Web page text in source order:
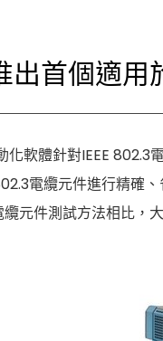
首個適用
軟體針對IEEE
電纜元件進行精確
元件測試方法相比